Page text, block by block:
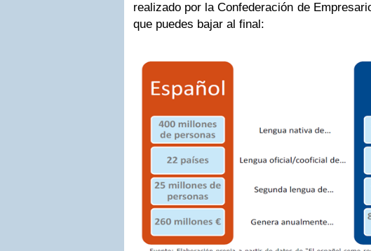
realizado por la Confederación de
que puedes bajar al final: